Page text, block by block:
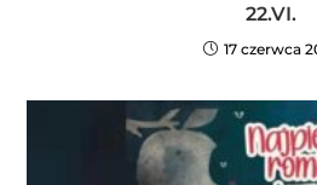
22.VI.
17 czerwca